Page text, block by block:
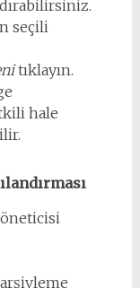
seçili
tıklayın.
hale